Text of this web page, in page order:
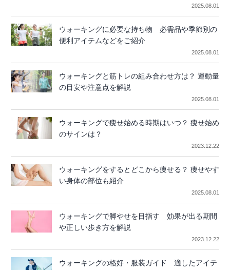
2025.08.01
ウォーキングに必要な持ち物 必需品や季節別の
便利アイテムなどをご紹介
2025.08.01
ウォーキングと筋トレの組み合わせ方は？ 運動量
の目安や注意点を解説
2025.08.01
ウォーキングで痩せ始める時期はいつ？ 痩せ始め
のサインは？
2023.12.22
ウォーキングをするとどこから痩せる？ 痩せやす
い身体の部位も紹介
2025.08.01
ウォーキングで脚やせを目指す 効果が出る期間
や正しい歩き方を解説
2023.12.22
ウォーキングの格好・服装ガイド 適したアイテ